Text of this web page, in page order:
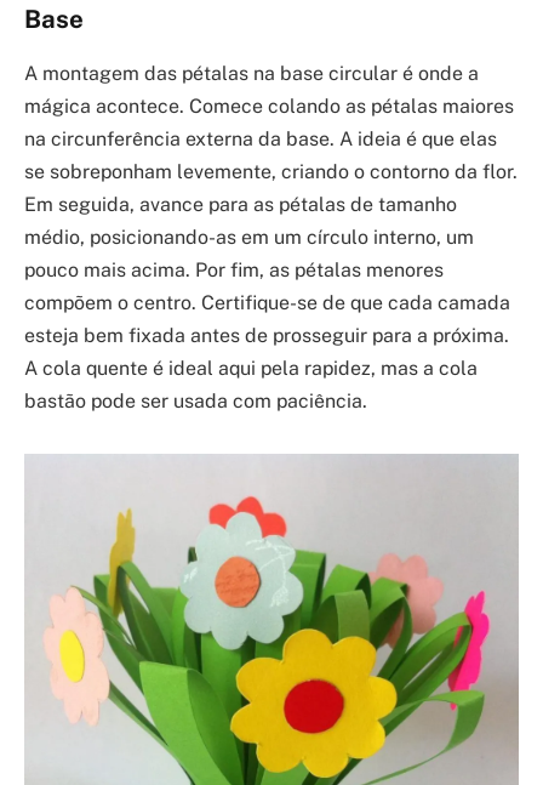
Base
A montagem das pétalas na base circular é onde a
mágica acontece. Comece colando as pétalas maiores
na circunferência externa da base. A ideia é que elas
se sobreponham levemente, criando o contorno da flor.
Em seguida, avance para as pétalas de tamanho
médio, posicionando-as em um círculo interno, um
pouco mais acima. Por fim, as pétalas menores
compõem o centro. Certifique-se de que cada camada
esteja bem fixada antes de prosseguir para a próxima.
A cola quente é ideal aqui pela rapidez, mas a cola
bastão pode ser usada com paciência.